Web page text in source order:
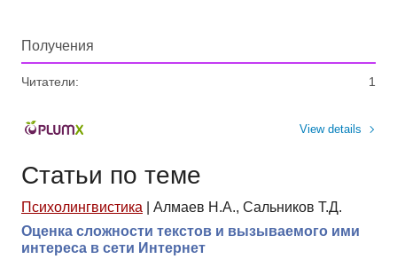
Получения
Читатели: 1
View details
Статьи по теме
Психолингвистика
Алмаев Н.А., Сальников Т.Д.
Оценка сложности текстов и вызываемого ими
интереса в сети Интернет